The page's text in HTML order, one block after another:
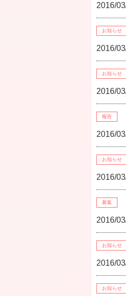
2016/
お知らせ
2016/
お知らせ
2016/
報告
2016/
お知らせ
2016/
募集
2016/
お知らせ
2016/
お知らせ